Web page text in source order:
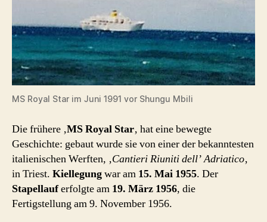
MS Royal Star im Juni 1991 vor Shungu Mbili
Die frühere ‚MS Royal Star‚ hat eine bewegte
Geschichte: gebaut wurde sie von einer der bekanntesten
italienischen Werften, ‚Cantieri Riuniti dell’ Adriatico‚
in Triest. Kiellegungwar am 15. Mai 1955. Der
Stapellauferfolgte am 19. März 1956, die
Fertigstellung am 9. November 1956.